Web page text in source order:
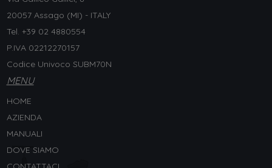
20057 Assago (MI) - ITALY
Tel. +39 02 4880554
P.IVA 02212270157
Codice Univoco SUBM70N
MENU
HOME
AZIENDA
MANUALI
DOVE SIAMO